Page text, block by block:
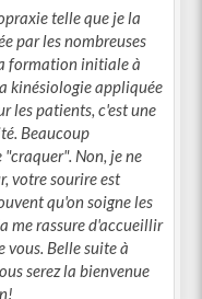
telle que je la
par les nombreuses
formation initiale à
kinésiologie appliquée
les patients, c'est une
Beaucoup
Non, je ne
votre sourire est
qu'on soigne les
me rassure d'accueillir
vous. Belle suite à
serez la bienvenue